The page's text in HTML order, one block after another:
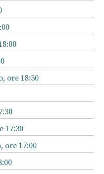
ore 18:30
17:30
ore 17:00